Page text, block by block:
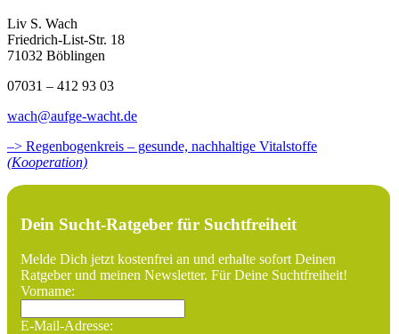
Liv S. Wach
Friedrich-List-Str. 18
71032 Böblingen
07031 – 412 93 03
wach@aufge-wacht.de
–> Regenbogenkreis – gesunde, nachhaltige Vitalstoffe
(Kooperation)
Dein Sucht-Ratgeber für Suchtfreiheit
Melde Dich jetzt kostenfrei an und erhalte sofort Deinen
Ratgeber und meinen Newsletter. Für Deine Suchtfreiheit!
Vorname:
E-Mail-Adresse: